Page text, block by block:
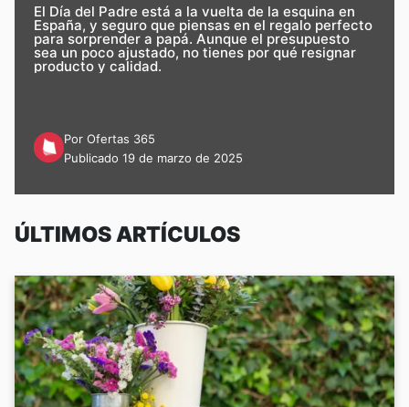
El Día del Padre está a la vuelta de la esquina en
España, y seguro que piensas en el regalo perfecto
para sorprender a papá. Aunque el presupuesto
sea un poco ajustado, no tienes por qué resignar
producto y calidad.
Por Ofertas 365
Publicado 19 de marzo de 2025
ÚLTIMOS ARTÍCULOS